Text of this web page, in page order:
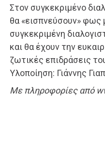
Στον συγκεκριμένο
θα «εισπνεύσουν» φως
συγκεκριμένη
και θα έχουν την
ζωτικές επιδράσεις
Υλοποίηση: Γιάννης
Με πληροφορίες από